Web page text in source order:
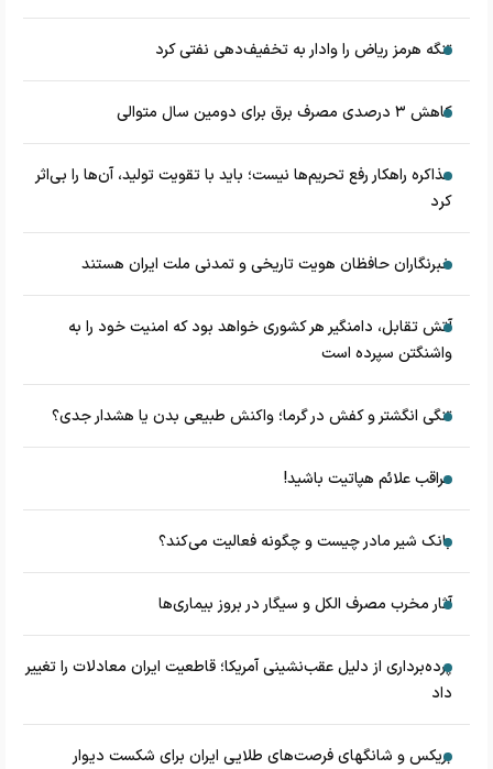
تنگه هرمز ریاض را وادار به تخفیف‌دهی نفتی کرد
کاهش ۳ درصدی مصرف برق برای دومین سال متوالی
مذاکره راهکار رفع تحریم‌ها نیست؛ باید با تقویت تولید، آن‌ها را بی‌اثر
کرد
خبرنگاران حافظان هویت تاریخی و تمدنی ملت ایران هستند
آتش تقابل، دامنگیر هر کشوری خواهد بود که امنیت خود را به
واشنگتن سپرده است
تنگی انگشتر و کفش در گرما؛ واکنش طبیعی بدن یا هشدار جدی؟
مراقب علائم هپاتیت باشید!
بانک شیر مادر چیست و چگونه فعالیت می‌کند؟
آثار مخرب مصرف الکل و سیگار در بروز بیماری‌ها
پرده‌برداری از دلیل عقب‌نشینی آمریکا؛ قاطعیت ایران معادلات را تغییر
داد
بریکس و شانگهای فرصت‌های طلایی ایران برای شکست دیوار